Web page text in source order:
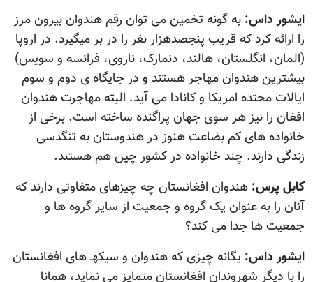
ایشور داس: به گونه تخمین می توان رقم هندوان بیرون مرز
را ارائه کرد که قریب پنجصدهزار نفر را در بر میگیرد. در اروپا
(المان، انگلستان، هالند، دنمارک، ناروی، فرانسه و سویس)
بیشترین هندوان مهاجر هستند و در جایگاه ی دوم و سوم
ایالات محتده امریکا و کانادا می آید. البته مهاجرت هندوان
افغان را نیز هر سوی جهان پراگنده ساخته است. برخی از
خانواده های کم بضاعت هنوز در هندوستان به تنگدسی
زندگی دارند. چند خانواده در کشور چین هم هستند.
کابل پرس: هندوان افغانستان چه چيزهای متفاوتی دارند که
آنان را به عنوان يک گروه و جمعيت از سایر گروه ها و
جمعیت ها جدا می کند؟
ایشور داس: یگانه چیزی که هندوان و سیکهـ های افغانستان
را با دیگر شهروندان افغانستان متمایز می نماید، همانا